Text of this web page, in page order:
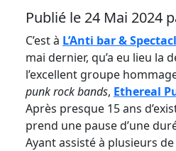
Publié le 24 Mai 2024
C’est à L’Anti bar &
mai dernier, qu’a eu lieu la
l’excellent groupe
punk rock bands, Ethereal
Après presque 15ans
prend une pause d’une
Ayant assisté à plusieurs